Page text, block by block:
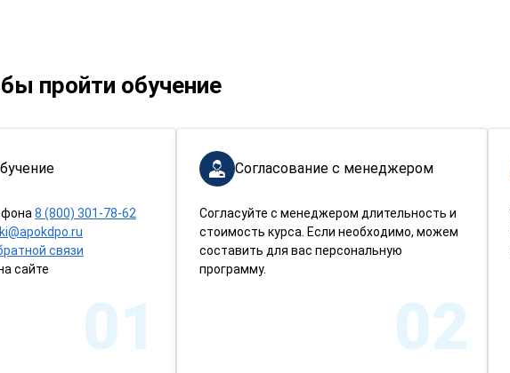
пройти обучение
8 (800) 301-78-62
связи
сайте
01
Согласование с менеджером
Согласуйте с менеджером длительность и
стоимость курса. Если необходимо, можем
составить для вас персональную
программу.
02